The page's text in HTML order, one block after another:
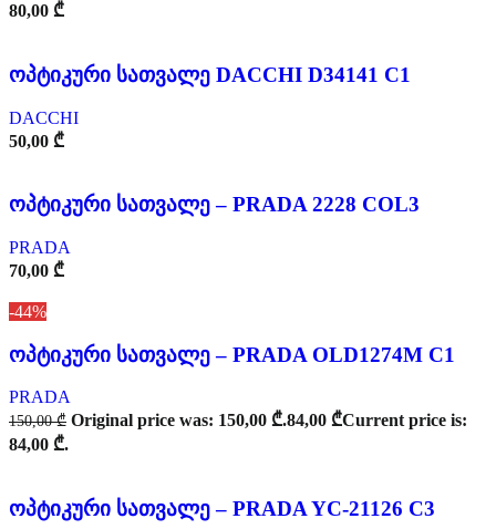
80,00 ₾
ოპტიკური სათვალე DACCHI D34141 C1
DACCHI
50,00 ₾
ოპტიკური სათვალე – PRADA 2228 COL3
PRADA
70,00 ₾
-44%
ოპტიკური სათვალე – PRADA OLD1274M C1
PRADA
150,00₾ Original price was: 150,00 ₾.84,00 ₾Current price is:
84,00 ₾.
ოპტიკური სათვალე – PRADA YC-21126 C3